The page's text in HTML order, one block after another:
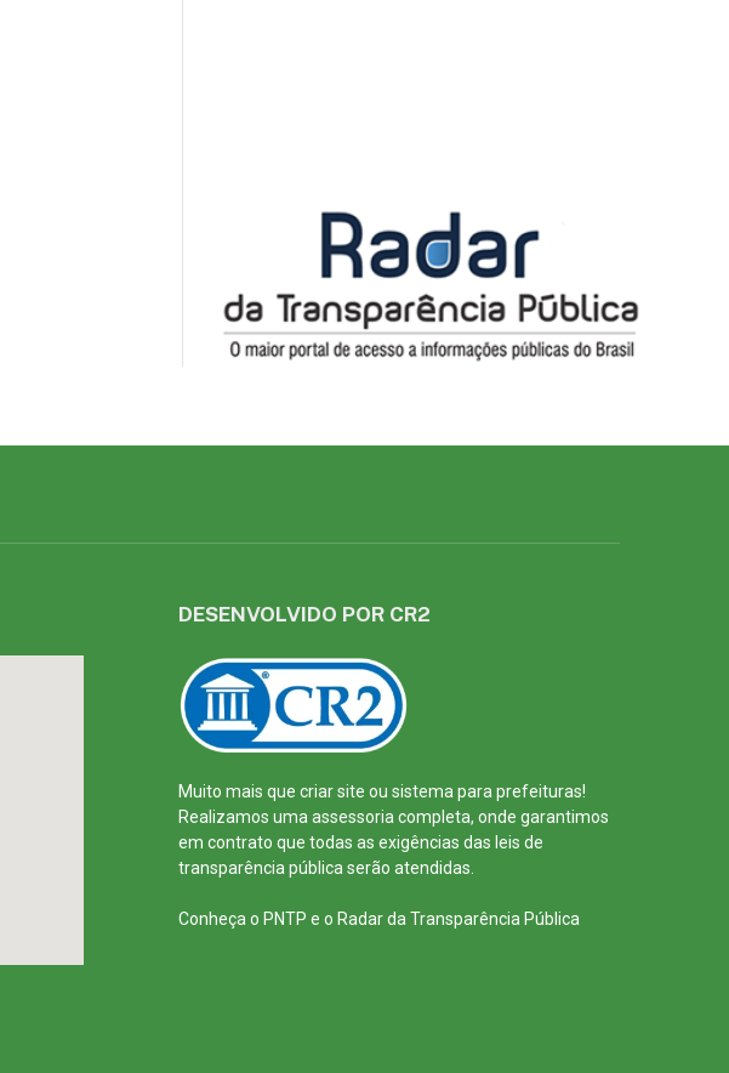
DESENVOLVIDO POR CR2
Muito mais que criar site ou sistema para prefeituras!
Realizamos uma assessoria completa, onde garantimos
em contrato que todas as exigências das leis de
transparência pública serão atendidas.
Conheça o PNTP e o Radar da Transparência Pública